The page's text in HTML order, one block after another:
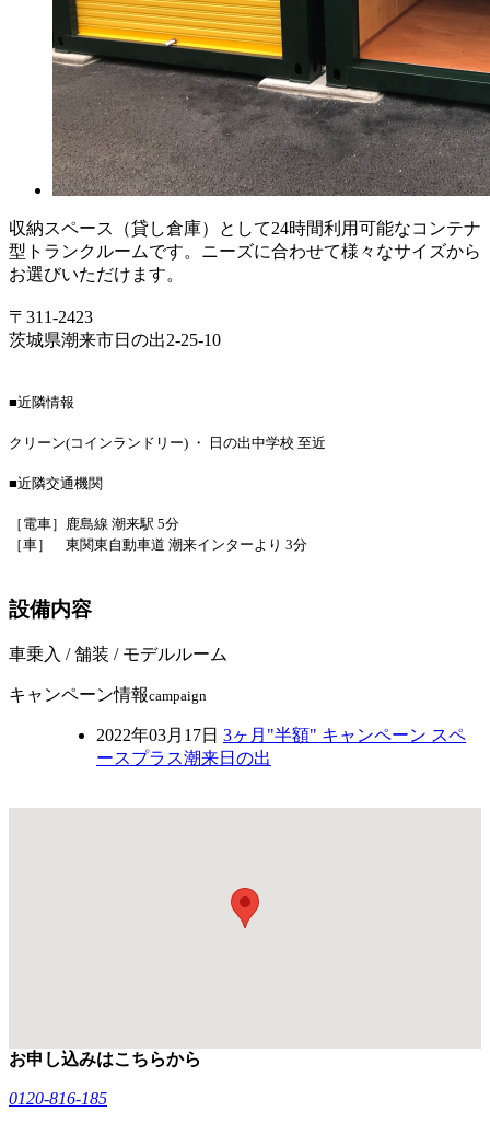
収納スペース（貸し倉庫）として24時間利用可能なコンテナ
型トランクルームです。ニーズに合わせて様々なサイズから
お選びいただけます。
〒311-2423
茨城県潮来市日の出2-25-10
■近隣情報
クリーン(コインランドリー) ・ 日の出中学校 至近
■近隣交通機関
［電車］
鹿島線 潮来駅 5分
［車］ 東関東自動車道 潮来インターより 3分
設備内容
車乗入 / 舗装 / モデルルーム
キャンペーン情報campaign
2022年03月17日 3ヶ月"半額" キャンペーン スペ
ースプラス潮来日の出
お申し込みはこちらから
0120-816-185